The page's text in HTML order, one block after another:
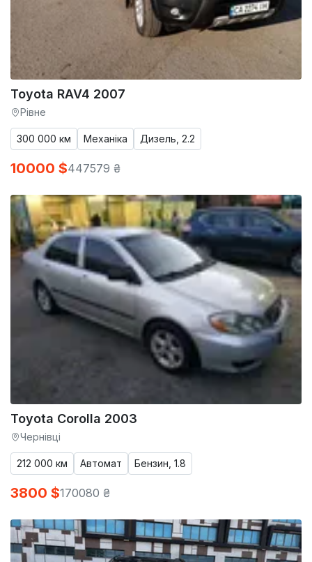
Toyota RAV4 2007
Рівне
300 000 км Механіка Дизель, 2.2
10000 $447579 ₴
Toyota Corolla 2003
Чернівці
212 000 км Автомат Бензин, 1.8
3800 $170080 ₴